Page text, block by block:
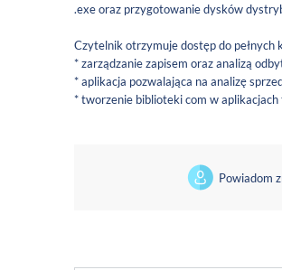
.exe oraz przygotowanie dysków
Czytelnik otrzymuje dostęp do
* zarządzanie zapisem oraz analizą
* aplikacja pozwalająca na analizę
* tworzenie biblioteki com w
Powiadom